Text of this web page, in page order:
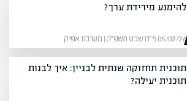
להימנע מירידת ערך?
05/02/26 (י״ח שבט תשפ״ו) | מערכת אפיק
תוכנית תחזוקה שנתית לבניין: איך לבנות
תוכנית יעילה?